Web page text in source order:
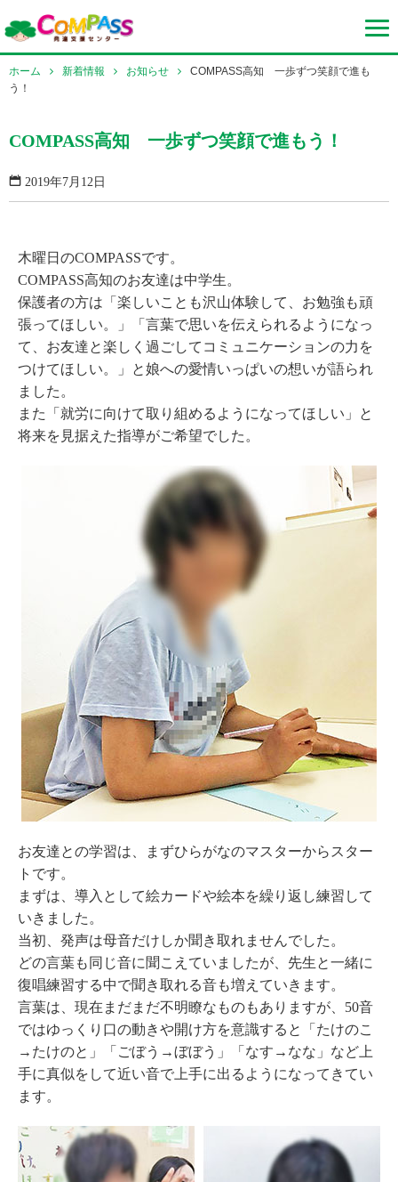
ホーム 新着情報 お知らせ
COMPASS高知 一歩ずつ笑顔で進も
う！
COMPASS高知 一歩ずつ笑顔で進もう！
2019年7月12日
木曜日のCOMPASSです。
COMPASS高知のお友達は中学生。
保護者の方は「楽しいことも沢山体験して、お勉強も頑
張ってほしい。」「言葉で思いを伝えられるようになっ
て、お友達と楽しく過ごしてコミュニケーションの力を
つけてほしい。」と娘への愛情いっぱいの想いが語られ
ました。
また「就労に向けて取り組めるようになってほしい」と
将来を見据えた指導がご希望でした。
お友達との学習は、まずひらがなのマスターからスター
トです。
まずは、導入として絵カードや絵本を繰り返し練習して
いきました。
当初、発声は母音だけしか聞き取れませんでした。
どの言葉も同じ音に聞こえていましたが、先生と一緒に
復唱練習する中で聞き取れる音も増えていきます。
言葉は、現在まだまだ不明瞭なものもありますが、50音
ではゆっくり口の動きや開け方を意識すると「たけのこ
→たけのと」「ごぼう→ぼぼう」「なす→なな」など上
手に真似をして近い音で上手に出るようになってきてい
ます。